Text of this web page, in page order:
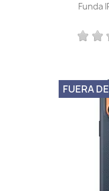
Funda
FUERA